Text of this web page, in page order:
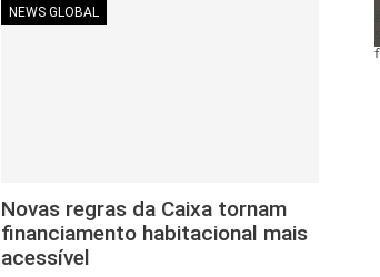
NEWS GLOBAL
Novas regras da Caixa tornam
financiamento habitacional mais
acessível